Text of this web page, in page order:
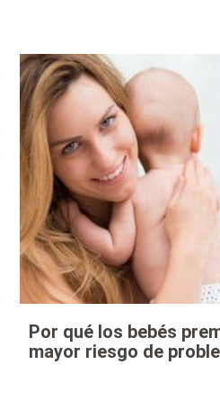
Por qué los bebés
mayor riesgo de